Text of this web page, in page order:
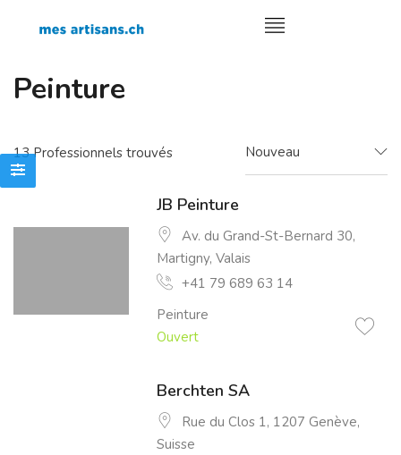
Peinture
13Professionnels trouvés Nouveau
JB Peinture
Av. du Grand-St-Bernard 30,
Martigny, Valais
+41 79 689 63 14
Peinture
Ouvert
Berchten SA
Rue du Clos 1, 1207 Genève,
Suisse